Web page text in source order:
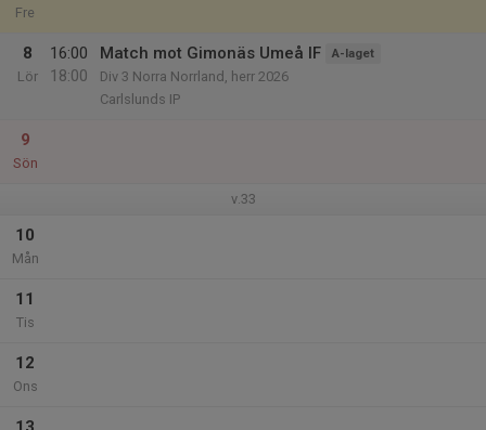
Fre
8
Lör
16:00
18:00
Match mot Gimonäs Umeå IF A-laget
Div 3 Norra Norrland, herr 2026
Carlslunds IP
9
Sön
v.33
10
Mån
11
Tis
12
Ons